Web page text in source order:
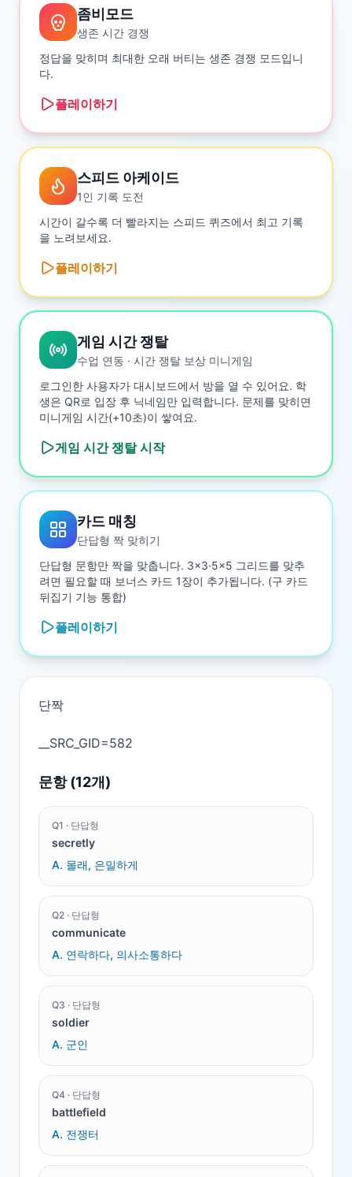
좀비모드
생존 시간 경쟁
정답을 맞히며 최대한 오래 버티는 생존 경쟁 모드입니
다.
플레이하기
스피드 아케이드
1인 기록 도전
시간이 갈수록 더 빨라지는 스피드 퀴즈에서 최고 기록
을 노려보세요.
플레이하기
게임 시간 쟁탈
수업 연동 · 시간 쟁탈 보상 미니게임
로그인한 사용자가 대시보드에서 방을 열 수 있어요. 학
생은 QR로 입장 후 닉네임만 입력합니다. 문제를 맞히면
미니게임 시간(+10초)이 쌓여요.
게임 시간 쟁탈시작
카드 매칭
단답형 짝 맞히기
단답형 문항만 짝을 맞춥니다. 3×3·5×5 그리드를 맞추
려면 필요할 때 보너스 카드 1장이 추가됩니다. (구 카드
뒤집기 기능 통합)
플레이하기
단짝
문항 (12개)
Q1 · 단답형
secretly
A. 몰래, 은밀하게
Q2 · 단답형
communicate
A. 연락하다, 의사소통하다
Q3 · 단답형
soldier
A. 군인
Q4 · 단답형
battlefield
A. 전쟁터